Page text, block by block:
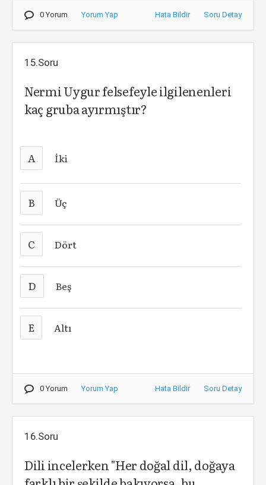
0 Yorum Yorum Yap Hata Bildir Soru Detay
15.Soru
Nermi Uygur felsefeyle ilgilenenleri
kaç gruba ayırmıştır?
A İki
B Üç
C Dört
D Beş
E Altı
0 Yorum Yorum Yap Hata Bildir Soru Detay
16.Soru
Dili incelerken "Her doğal dil, doğaya